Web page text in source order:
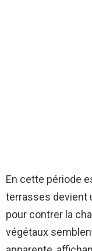
En cette période
terrasses devient
pour contrer la
végétaux